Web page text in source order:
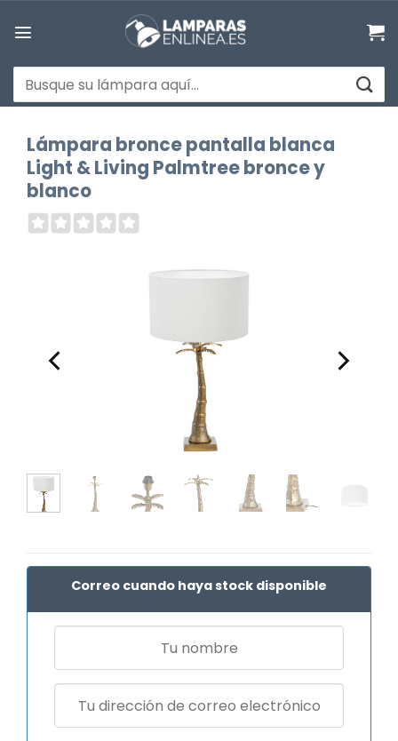
Buscar
por:
Lámpara bronce pantalla blanca
Light & Living Palmtree bronce y
blanco
Correo cuando haya stock disponible